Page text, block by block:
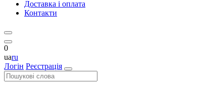
Доставка і оплата
Контакти
0
uaru
Логін Реєстрація